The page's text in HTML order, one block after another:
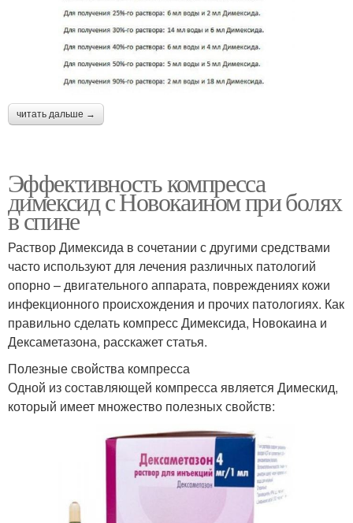
читать дальше →
Эффективность компресса
димексид с Новокаином при болях
в спине
Раствор Димексида в сочетании с другими средствами
часто используют для лечения различных патологий
опорно – двигательного аппарата, повреждениях кожи
инфекционного происхождения и прочих патологиях. Как
правильно сделать компресс Димексида, Новокаина и
Дексаметазона, расскажет статья.
Полезные свойства компресса
Одной из составляющей компресса является Димескид,
который имеет множество полезных свойств: